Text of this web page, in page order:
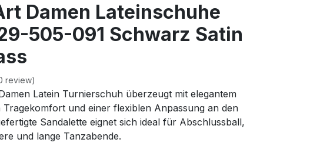
Damen Lateinschuhe
505-091 Schwarz Satin
review)
Latein Turnierschuh überzeugt mit elegantem
Tragekomfort und einer flexiblen Anpassung an den
Sandalette eignet sich ideal für Abschlussball,
und lange Tanzabende.